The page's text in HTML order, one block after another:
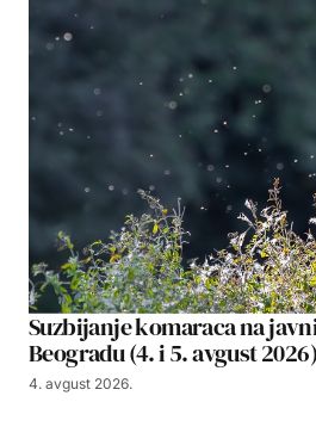
Suzbijanje komaraca na
Beogradu (4. i 5. avgust 2026)
4. avgust 2026.